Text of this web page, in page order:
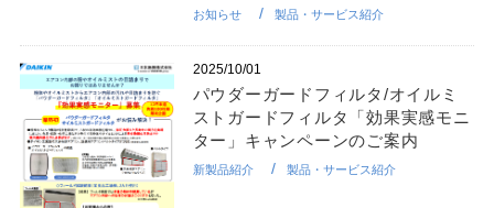
お知らせ 製品・サービス紹介
2025/10/01
パウダーガードフィルタ/オイルミ
ストガードフィルタ「効果実感モニ
ター」キャンペーンのご案内
新製品紹介 製品・サービス紹介